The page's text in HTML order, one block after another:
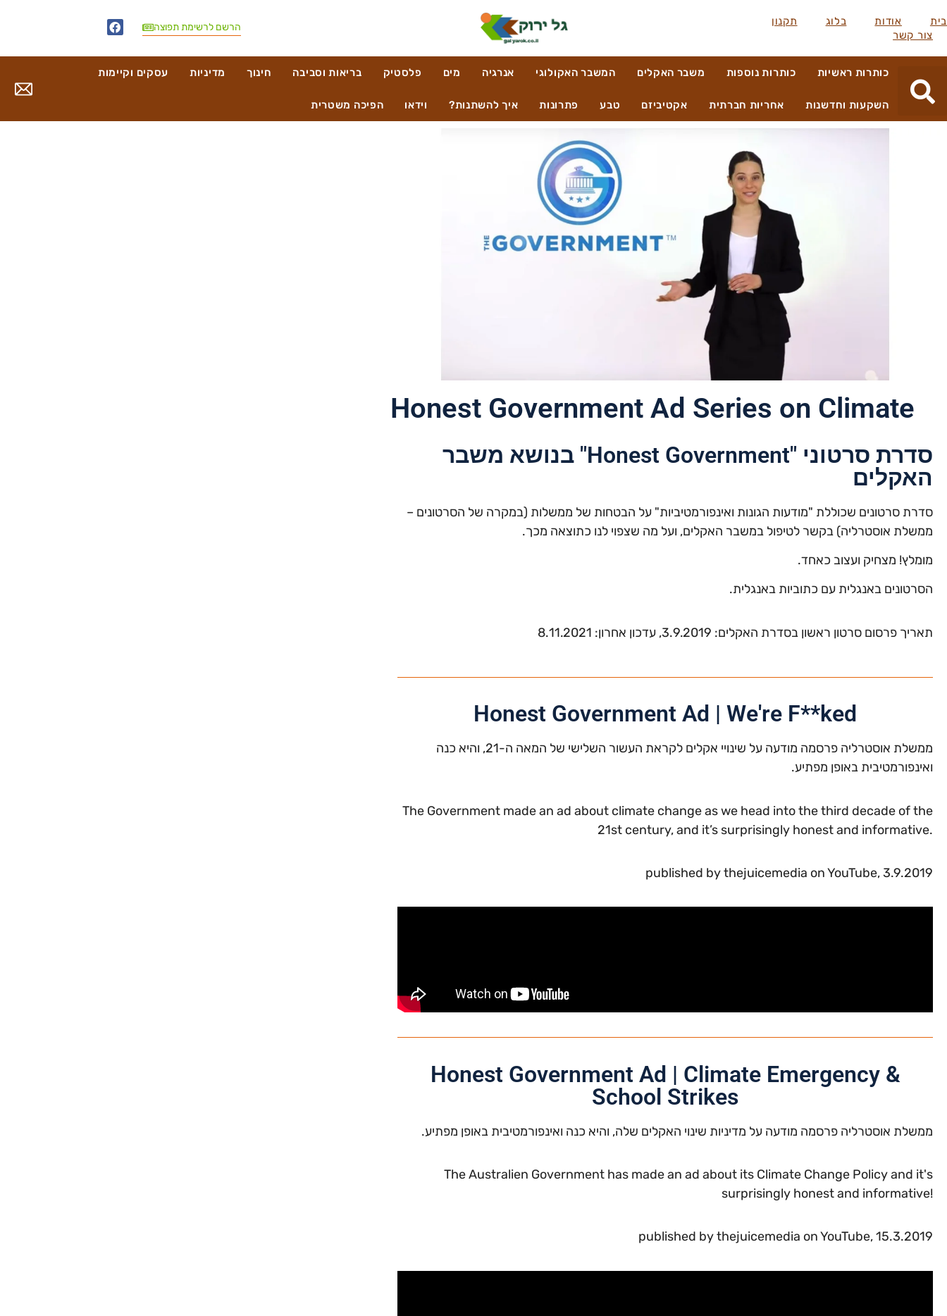
בית אודות בלוג
תקנון
צור קשר
הרשם לרשימת תפוצה
כותרות ראשיות כותרות נוספות משבר האקלים המשבר האקולוגי אנרגיה מים פלסטיק בריאות וסביבה חינוך מדיניות עסקים וקיימות
השקעות וחדשנות אחריות חברתית אקטיביזם טבע פתרונות איך להשתנות? וידאו הפיכה משטרית
Honest Government Ad Series on Climate
סדרת סרטוני "Honest Government" בנושא משבר
האקלים
סדרת סרטונים שכוללת "מודעות הגונות ואינפורמטיביות" על הבטחות של ממשלות (במקרה של הסרטונים –
ממשלת אוסטרליה) בקשר לטיפול במשבר האקלים, ועל מה שצפוי לנו כתוצאה מכך.
מומלץ! מצחיק ועצוב כאחד.
הסרטונים באנגלית עם כתוביות באנגלית.
תאריך פרסום סרטון ראשון בסדרת האקלים: 3.9.2019, עדכון אחרון: 8.11.2021
Honest Government Ad | We're F**ked
ממשלת אוסטרליה פרסמה מודעה על שינויי אקלים לקראת העשור השלישי של המאה ה-21, והיא כנה
ואינפורמטיבית באופן מפתיע.
The Government made an ad about climate change as we head into the third decade of the
21st century, and it’s surprisingly honest and informative.
published by thejuicemedia on YouTube, 3.9.2019
Honest Government Ad | Climate Emergency &
School Strikes
ממשלת אוסטרליה פרסמה מודעה על מדיניות שינוי האקלים שלה, והיא כנה ואינפורמטיבית באופן מפתיע.
The Australien Government has made an ad about its Climate Change Policy and it's
surprisingly honest and informative!
published by thejuicemedia on YouTube, 15.3.2019